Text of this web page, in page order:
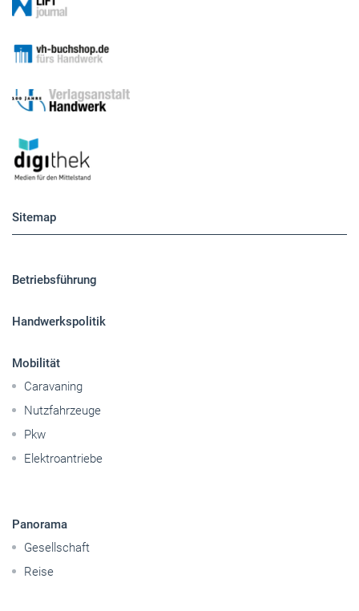
Sitemap
Betriebsführung
Handwerkspolitik
Mobilität
Caravaning
Nutzfahrzeuge
Pkw
Elektroantriebe
Panorama
Gesellschaft
Reise